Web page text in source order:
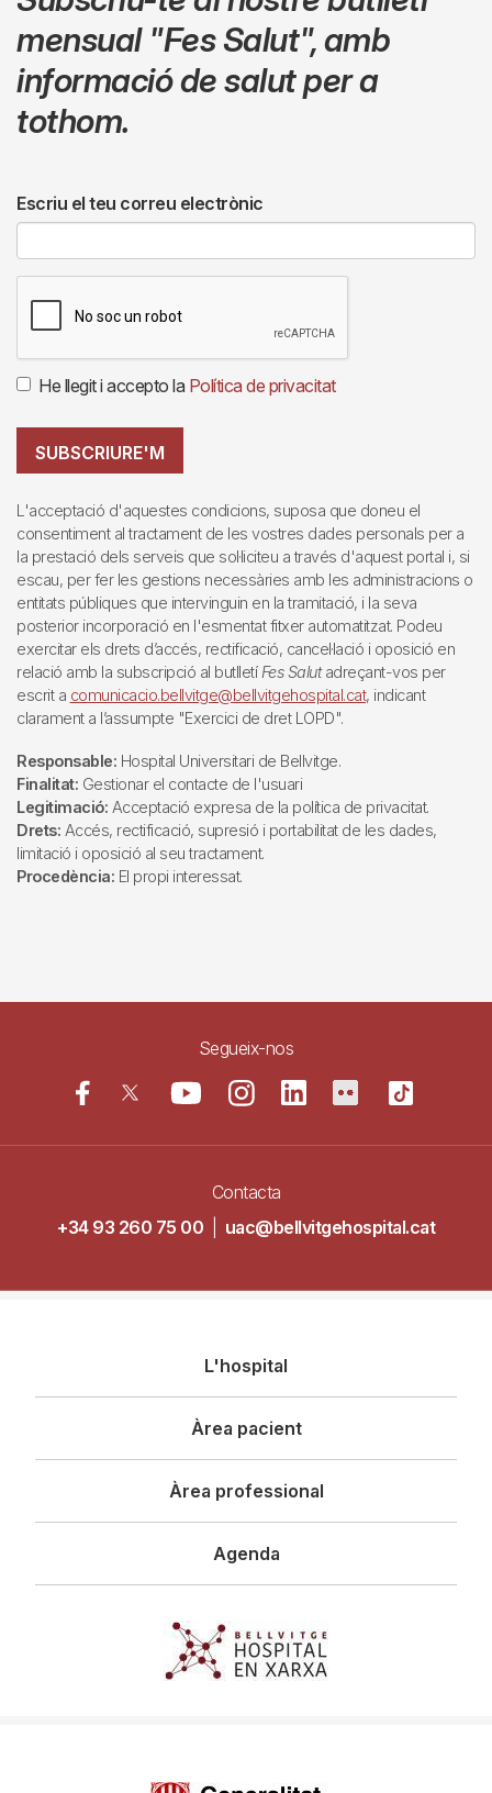
mensual "Fes Salut",amb
informació de salut per a
tothom.
Escriu el teu correu electrònic
He llegit i accepto la Política de privacitat
SUBSCRIURE'M
L'acceptació d'aquestes condicions, suposa que doneu el
consentiment al tractament de les vostres dades personals per a
la prestació dels serveis que sol·liciteu a través d'aquest portal i, si
escau, per fer les gestions necessàries amb les administracions o
entitats públiques que intervinguin en la tramitació, i la seva
posterior incorporació en l'esmentat fitxer automatitzat. Podeu
exercitar els drets d’accés, rectificació, cancel·lació i oposició en
relació amb la subscripció al butlletí Fes Salutadreçant-vos per
escrit a comunicacio.bellvitge@bellvitgehospital.cat, indicant
clarament a l’assumpte "Exercici de dret LOPD".
Responsable: Hospital Universitari de Bellvitge.
Finalitat: Gestionar el contacte de l'usuari
Legitimació: Acceptació expresa de la política de privacitat.
Drets: Accés, rectificació, supresió i portabilitat de les dades,
limitació i oposició al seu tractament.
Procedència: El propi interessat.
Segueix-nos
Contacta
+34 93 260 75 00
uac@bellvitgehospital.cat
principal
L'hospital
Àrea pacient
Àrea professional
Agenda